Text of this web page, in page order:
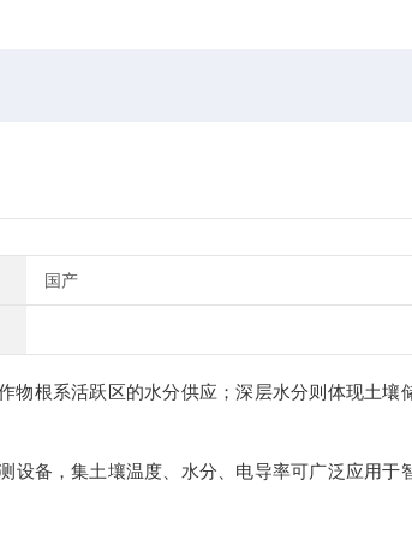
国产
根系活跃区的水分供应；深层水分则体现土壤
备，集土壤温度、水分、电导率可广泛应用于